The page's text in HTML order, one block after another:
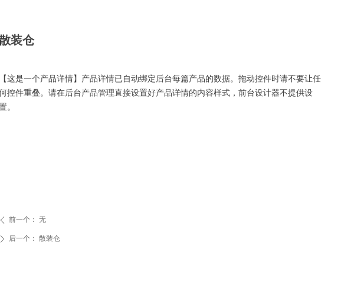
装仓
ꄴ 前一个： 无
ꄲ 后一个： 散装仓
【这是一个产品详情】产品详情已自动绑定后台每篇产品的数据。拖动控件时请不要让任
控件重叠。请在后台产品管理直接设置好产品详情的内容样式，前台设计器不提供设
。